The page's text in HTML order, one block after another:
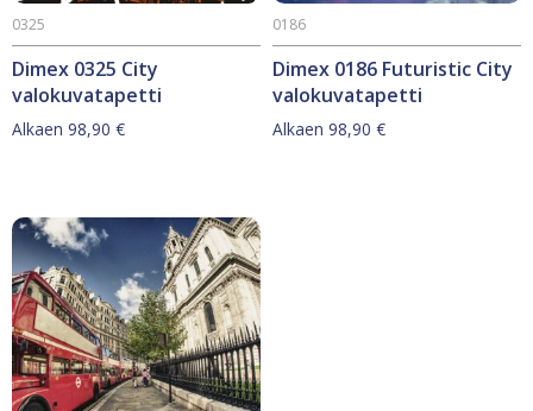
Dimex 0325 City
valokuvatapetti
0325
Alkaen 98,90 €
on
useampi
muunnelma.
Voit
tehdä
valinnat
tuotteen
sivulla.
Dimex 0186 Futuristic City
valokuvatapetti
0186
Alkaen 98,90 €